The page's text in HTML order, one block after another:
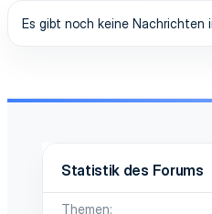
Es gibt noch keine Nachrichten
Statistik des Forums
Themen